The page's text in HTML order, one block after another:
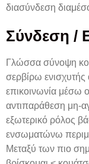
διασύνδεση
Σύνδεση /
Γλώσσα σύνοψη
σερβίρω
επικοινωνία μέσω
αντιπαράθεση μη-
εξωτερικό ρόλος
ενσωματώνω
Μεταξύ των πιο